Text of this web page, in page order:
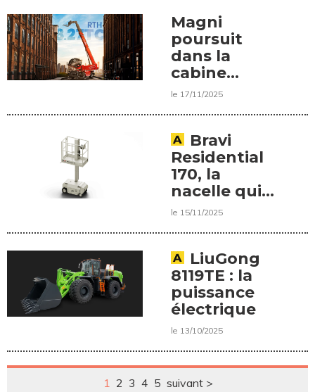
Magni
poursuit
dans la
cabine
inclinable
le 17/11/2025
Bravi
Residential
170, la
nacelle qui
redéfinit le
milieu exigu
le 15/11/2025
LiuGong
8119TE : la
puissance
électrique
le 13/10/2025
1 2 3 4 5 suivant >